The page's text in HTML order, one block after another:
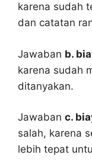
karena sudah
dan catatan
Jawaban b.
karena sudah
ditanyakan.
Jawaban c.
salah, karena
lebih tepat